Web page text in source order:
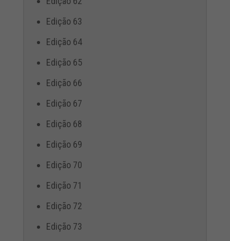
Edição 63
Edição 64
Edição 65
Edição 66
Edição 67
Edição 68
Edição 69
Edição 70
Edição 71
Edição 72
Edição 73